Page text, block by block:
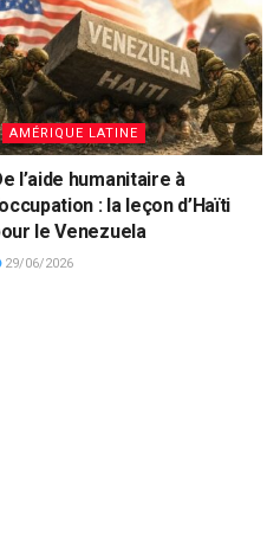
AMÉRIQUE LATINE
l’aide humanitaire à
: la leçon d’Haïti
le Venezuela
29/06/2026